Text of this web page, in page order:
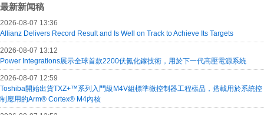
最新新闻稿
2026-08-07 13:36
Allianz Delivers Record Result and Is Well on Track to Achieve Its Targets
2026-08-07 13:12
Power Integrations展示全球首款2200伏氮化鎵技術，用於下一代高壓電源系統
2026-08-07 12:59
Toshiba開始出貨TXZ+™系列入門級M4V組標準微控制器工程樣品，搭載用於系統控
制應用的Arm® Cortex® M4內核